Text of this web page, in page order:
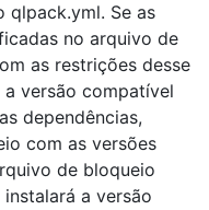
qlpack.yml. Se as
no arquivo de
as restrições desse
versão compatível
dependências,
com as versões
de bloqueio
a versão